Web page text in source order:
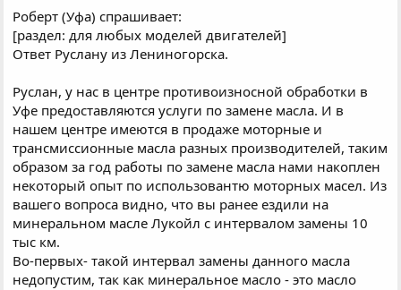
Роберт (Уфа) спрашивает:
[раздел: для любых моделей двигателей]
Ответ Руслану из Лениногорска.
Руслан, у нас в центре противоизносной обработки в
Уфе предоставляются услуги по замене масла. И в
нашем центре имеются в продаже моторные и
трансмиссионные масла разных производителей, таким
образом за год работы по замене масла нами накоплен
некоторый опыт по использовантю моторных масел. Из
вашего вопроса видно, что вы ранее ездили на
минеральном масле Лукойл с интервалом замены 10
тыс км.
Во-первых- такой интервал замены данного масла
недопустим, так как минеральное масло - это масло